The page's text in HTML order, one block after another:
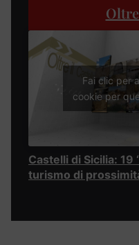
Fai clic per
cookie per
Castelli di Sicilia: 19
turismo di